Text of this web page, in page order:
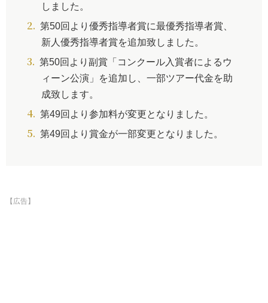
しました。
第50回より優秀指導者賞に最優秀指導者賞、
新人優秀指導者賞を追加致しました。
第50回より副賞「コンクール入賞者によるウ
ィーン公演」を追加し、一部ツアー代金を助
成致します。
第49回より参加料が変更となりました。
第49回より賞金が一部変更となりました。